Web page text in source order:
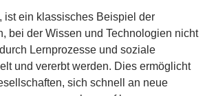
ist ein klassisches Beispiel der
bei der Wissen und Technologien nicht
Lernprozesse und soziale
und vererbt werden. Dies ermöglicht
sich schnell an neue